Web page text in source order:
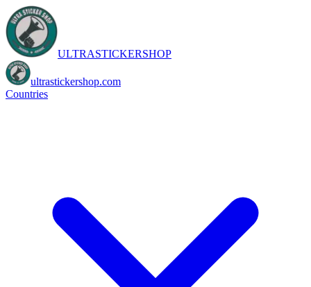
ULTRASTICKERSHOP
ultrastickershop.com
Countries